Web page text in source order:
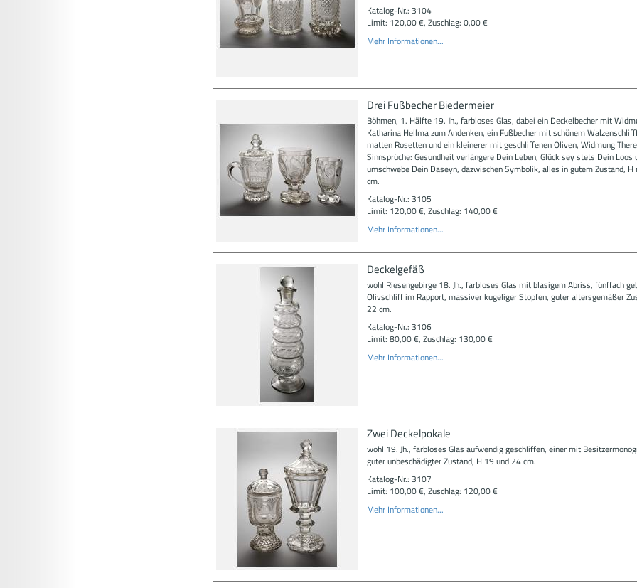
Katalog-Nr.: 3104
Limit: 120,00 €, Zuschlag: 0,00 €
Mehr Informationen...
Drei Fußbecher Biedermeier
Böhmen, 1. Hälfte 19. Jh., farbloses Glas, dabei ein Deckelbecher mit
Katharina Hellma zum Andenken, ein Fußbecher mit schönem
matten Rosetten und ein kleinerer mit geschliffenen Oliven, Widmung
Sinnsprüche: Gesundheit verlängere Dein Leben, Glück sey stets Dein Loos
umschwebe Dein Daseyn, dazwischen Symbolik, alles in gutem Zustand, H
cm.
Katalog-Nr.: 3105
Limit: 120,00 €, Zuschlag: 140,00 €
Mehr Informationen...
Deckelgefäß
wohl Riesengebirge 18. Jh., farbloses Glas mit blasigem Abriss, fünffach
Olivschliff im Rapport, massiver kugeliger Stopfen, guter altersgemäßer
22 cm.
Katalog-Nr.: 3106
Limit: 80,00 €, Zuschlag: 130,00 €
Mehr Informationen...
Zwei Deckelpokale
wohl 19. Jh., farbloses Glas aufwendig geschliffen, einer mit
guter unbeschädigter Zustand, H 19 und 24 cm.
Katalog-Nr.: 3107
Limit: 100,00 €, Zuschlag: 120,00 €
Mehr Informationen...